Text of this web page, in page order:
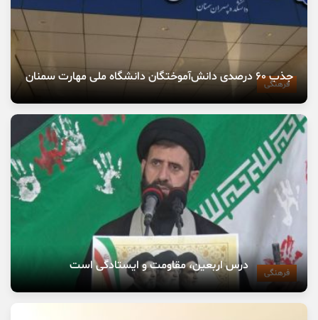
فرهنگی
جذب ۶۰ درصدی دانش‌آموختگان دانشگاه ملی مهارت سمنان
فرهنگی درس اربعین، مقاومت و ایستادگی است